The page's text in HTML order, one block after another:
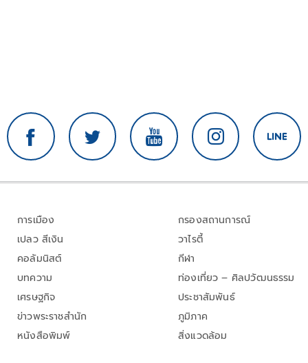
การเมือง
เปลว สีเงิน
คอลัมนิสต์
บทความ
เศรษฐกิจ
ข่าวพระราชสำนัก
หนังสือพิมพ์
กรองสถานการณ์
วาไรตี้
กีฬา
ท่องเที่ยว – ศิลปวัฒนธรรม
ประชาสัมพันธ์
ภูมิภาค
สิ่งแวดล้อม